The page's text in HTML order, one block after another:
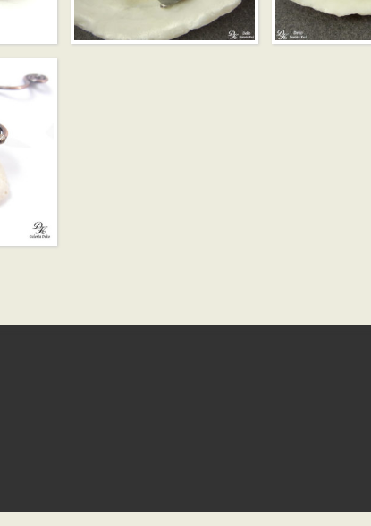
MINIMALIZM –
LABRADORYT
WIELOŚCIAN
MINI – LABRADORYT
WIELOŚCIAN